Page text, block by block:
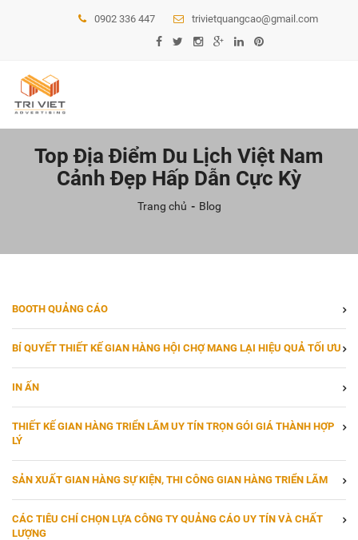
0902 336 447 trivietquangcao@gmail.com
Top Địa Điểm Du Lịch Việt Nam
Cảnh Đẹp Hấp Dẫn Cực Kỳ
Trang chủ Blog
BOOTH QUẢNG CÁO
BÍ QUYẾT THIẾT KẾ GIAN HÀNG HỘI CHỢ MANG LẠI HIỆU QUẢ TỐI ƯU
IN ẤN
THIẾT KẾ GIAN HÀNG TRIỂN LÃM UY TÍN TRỌN GÓI GIÁ THÀNH HỢP
LÝ
SẢN XUẤT GIAN HÀNG SỰ KIỆN, THI CÔNG GIAN HÀNG TRIỂN LÃM
CÁC TIÊU CHÍ CHỌN LỰA CÔNG TY QUẢNG CÁO UY TÍN VÀ CHẤT
LƯỢNG